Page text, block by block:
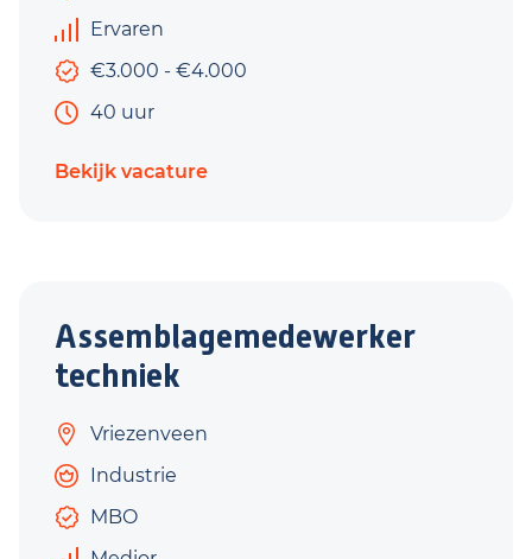
Ervaren
€3.000 - €4.000
40 uur
Bekijk vacature
Assemblagemedewerker
techniek
Vriezenveen
Industrie
MBO